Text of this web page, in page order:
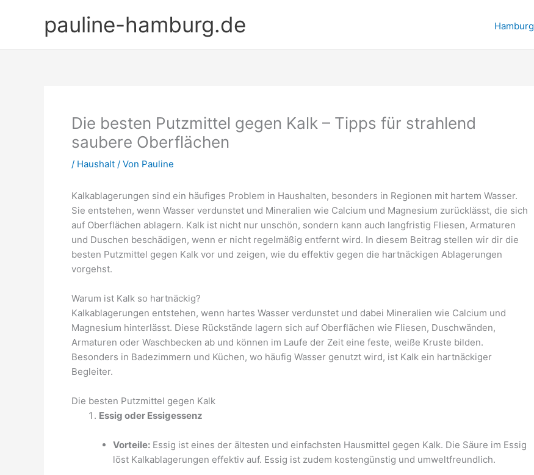
pauline-hamburg.de Hamburg
Die besten Putzmittel gegen Kalk – Tipps für strahlend
saubere Oberflächen
/ Haushalt / Von Pauline
Kalkablagerungen sind ein häufiges Problem in Haushalten, besonders in Regionen mit hartem Wasser.
Sie entstehen, wenn Wasser verdunstet und Mineralien wie Calcium und Magnesium zurücklässt, die sich
auf Oberflächen ablagern. Kalk ist nicht nur unschön, sondern kann auch langfristig Fliesen, Armaturen
und Duschen beschädigen, wenn er nicht regelmäßig entfernt wird. In diesem Beitrag stellen wir dir die
besten Putzmittel gegen Kalk vor und zeigen, wie du effektiv gegen die hartnäckigen Ablagerungen
vorgehst.
Warum ist Kalk so hartnäckig?
Kalkablagerungen entstehen, wenn hartes Wasser verdunstet und dabei Mineralien wie Calcium und
Magnesium hinterlässt. Diese Rückstände lagern sich auf Oberflächen wie Fliesen, Duschwänden,
Armaturen oder Waschbecken ab und können im Laufe der Zeit eine feste, weiße Kruste bilden.
Besonders in Badezimmern und Küchen, wo häufig Wasser genutzt wird, ist Kalk ein hartnäckiger
Begleiter.
Die besten Putzmittel gegen Kalk
Essig oder Essigessenz
Vorteile:Essig ist eines der ältesten und einfachsten Hausmittel gegen Kalk. Die Säure im Essig
löst Kalkablagerungen effektiv auf. Essig ist zudem kostengünstig und umweltfreundlich.